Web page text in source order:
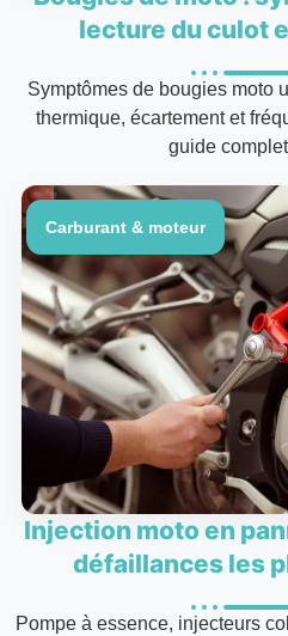
lecture du culot
Symptômes de bougies moto
thermique, écartement et
guide
Carburant & moteur
Injection moto en
défaillances les
Pompe à essence, injecteurs